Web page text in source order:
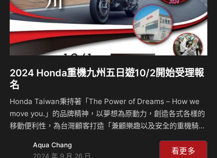
2024 Honda重機九州五日遊10/2開始受理報
名
Honda Taiwan秉持著「The Power of Dreams – How we
move you.」的品牌精神，以夢想為原動力，創造各式各樣的
移動便利性，為台灣顧客打造「兼顧樂趣以及安全的重機騎乘
於今年舉辦2024 Homecoming重機九州五日遊活動，邀請所
Aqua Chang
2024 年 9 月 26 日
看更多